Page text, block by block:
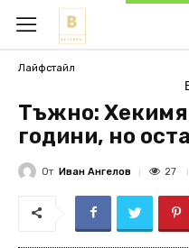
Лайфстайл
Тъжно:
години, но
От Иван Ангелов 27